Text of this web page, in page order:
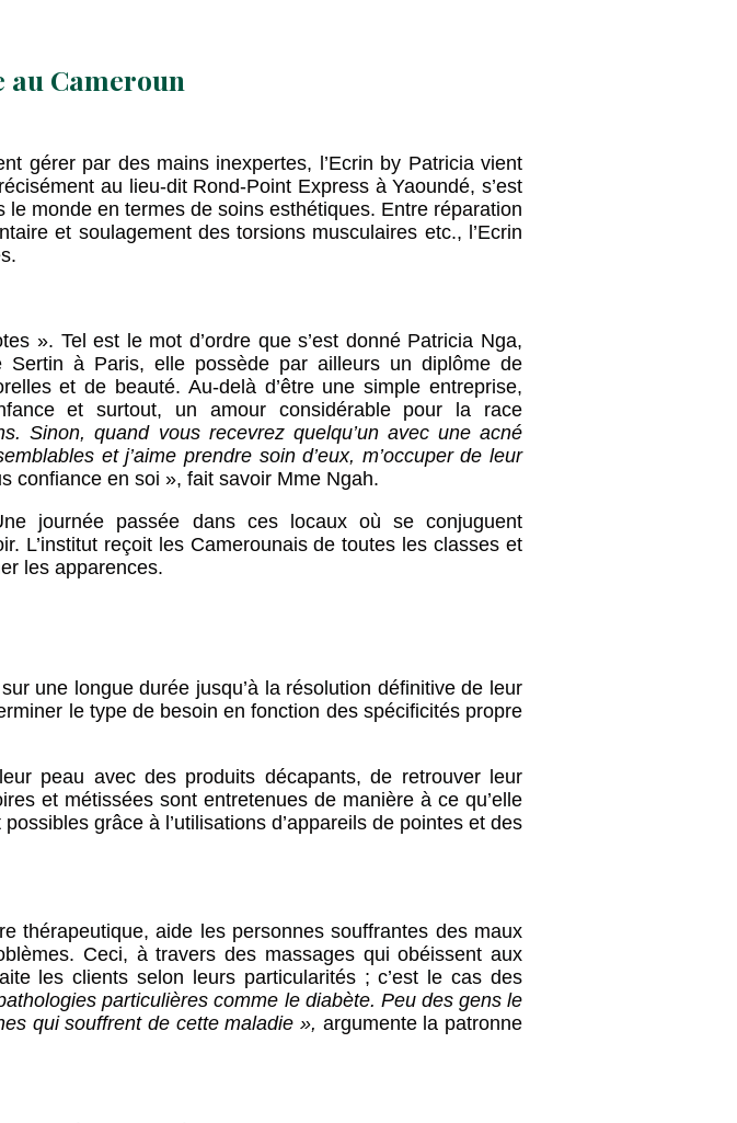
au Cameroun
gérer par des mains inexpertes, l’Ecrin by Patricia vient
au lieu-dit Rond-Point Express à Yaoundé, s’est
monde en termes de soins esthétiques. Entre réparation
et soulagement des torsions musculaires etc., l’Ecrin
». Tel est le mot d’ordre que s’est donné Patricia Nga,
Sertin à Paris, elle possède par ailleurs un diplôme de
et de beauté. Au-delà d’être une simple entreprise,
et surtout, un amour considérable pour la race
Sinon, quand vous recevrez quelqu’un avec une acné
et j’aime prendre soin d’eux, m’occuper de leur
confiance en soi », fait savoir Mme Ngah.
journée passée dans ces locaux où se conjuguent
L’institut reçoit les Camerounais de toutes les classes et
les apparences.
une longue durée jusqu’à la résolution définitive de leur
le type de besoin en fonction des spécificités propre
peau avec des produits décapants, de retrouver leur
et métissées sont entretenues de manière à ce qu’elle
grâce à l’utilisations d’appareils de pointes et des
thérapeutique, aide les personnes souffrantes des maux
Ceci, à travers des massages qui obéissent aux
les clients selon leurs particularités ; c’est le cas des
particulières comme le diabète. Peu des gens le
qui souffrent de cette maladie », argumente la patronne